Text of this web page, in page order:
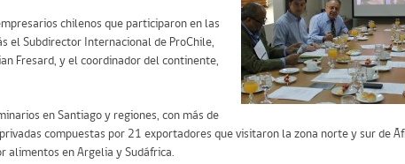
chilenos que participaron en las
el Subdirector Internacional de ProChile,
Fresard, y el coordinador del continente,
en Santiago y regiones, con más de
compuestas por 21 exportadores que visitaron la zona norte y sur de
alimentos en Argelia y Sudáfrica.